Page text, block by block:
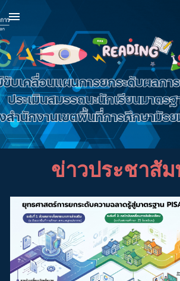
Skip to main content
ข่าวประชาสั